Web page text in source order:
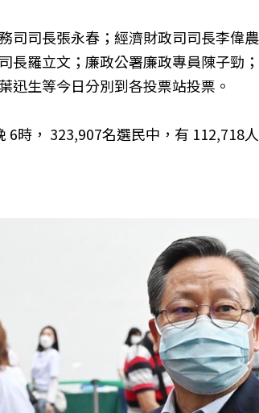
司司長張永春；經濟財政司司長李偉
長羅立文；廉政公署廉政專員陳子勁
迅生等今日分別到各投票站投票。
6時， 323,907名選民中，有 112,718